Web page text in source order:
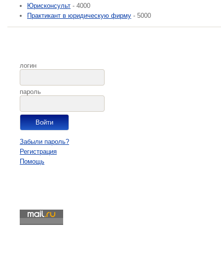
Юрисконсульт - 4000
Практикант в юридическую фирму - 5000
логин
пароль
Забыли пароль?
Регистрация
Помощь